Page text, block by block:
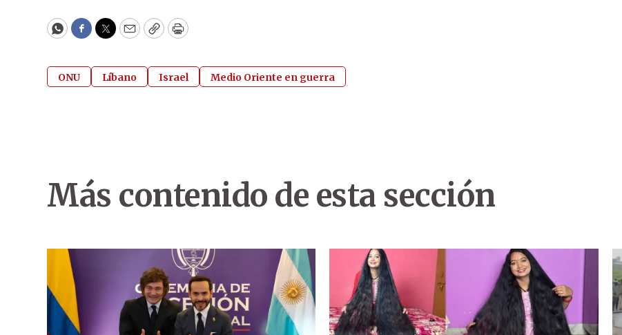
WhatsApp
Facebook
Twitter
EmailCopyPrint
ONU Líbano Israel Medio Oriente en guerra
Más contenido de esta sección